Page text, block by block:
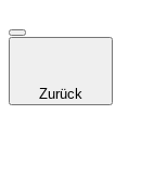
Zurück